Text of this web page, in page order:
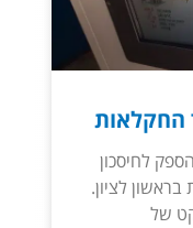
לחיסכון
לציון.
של